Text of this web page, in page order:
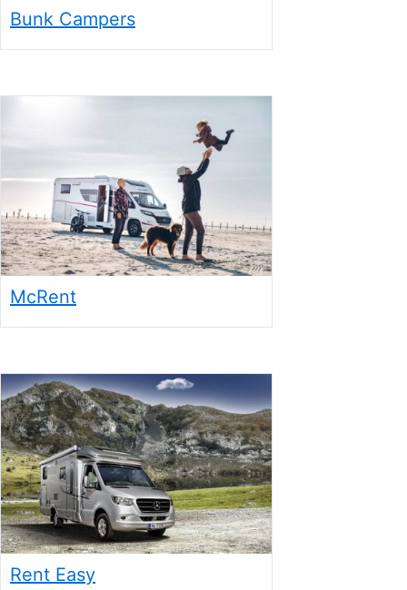
Bunk Campers
McRent
Rent Easy